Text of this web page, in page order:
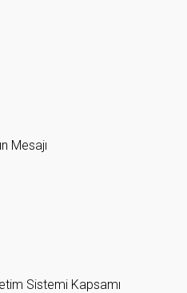
Mesajı
Sistemi Kapsamı